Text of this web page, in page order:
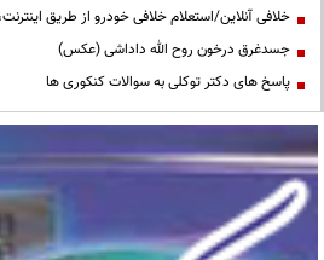
خلافی آنلاین/استعلام خلافی خودرو از طریق
جسدغرق درخون روح الله داداشی (عکس)
پاسخ های دکتر توکلی به سوالات کنکوری ها